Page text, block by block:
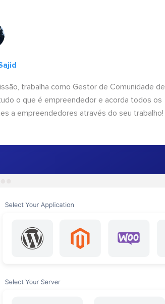
trabalha como Gestor de Comunidade de
o que é empreendedor e acorda todos os
a empreendedores através do seu trabalho!